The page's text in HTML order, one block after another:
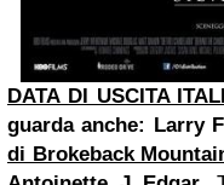
DATA DI USCITA
guarda anche: Larry
di Brokeback